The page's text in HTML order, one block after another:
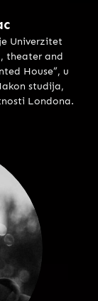
Univerzitet
theater and
House”, u
studija,
Londona.